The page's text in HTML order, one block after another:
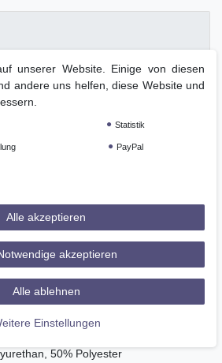
und wenig auftragender
in der gesamten Handinnenfläche
und im Übergang zum
am Handgelenk mit Klettverschluss
50% Polyester
unserer Website. Einige von diesen
andere uns helfen, diese Website und
Statistik
PayPal
Alle akzeptieren
akzeptieren
Alle ablehnen
Einstellungen